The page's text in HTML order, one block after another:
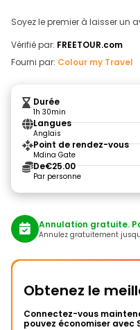
Soyez le premier à laisser un
Vérifié par: FREETOUR.com
Fourni par: Colour my Travel
Durée
1h 30min
Langues
Anglais
Point de rendez-vous
Mdina Gate
De€25.00
Par personne
Annulation gratuite.
Annulez gratuitement
Obtenez le
Connectez-vous
pouvez économiser avec